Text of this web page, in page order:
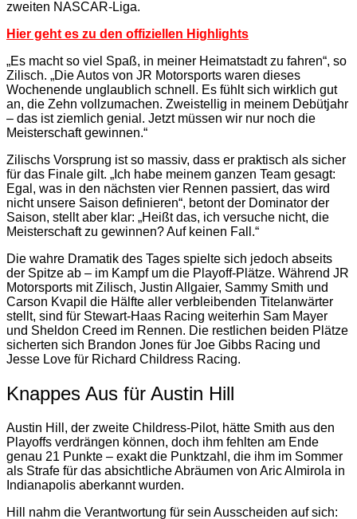
zweiten NASCAR-Liga.
Hier geht es zu den offiziellen Highlights
„Es macht so viel Spaß, in meiner Heimatstadt zu fahren“, so
Zilisch. „Die Autos von JR Motorsports waren dieses
Wochenende unglaublich schnell. Es fühlt sich wirklich gut
an, die Zehn vollzumachen. Zweistellig in meinem Debütjahr
– das ist ziemlich genial. Jetzt müssen wir nur noch die
Meisterschaft gewinnen.“
Zilischs Vorsprung ist so massiv, dass er praktisch als sicher
für das Finale gilt. „Ich habe meinem ganzen Team gesagt:
Egal, was in den nächsten vier Rennen passiert, das wird
nicht unsere Saison definieren“, betont der Dominator der
Saison, stellt aber klar: „Heißt das, ich versuche nicht, die
Meisterschaft zu gewinnen? Auf keinen Fall.“
Die wahre Dramatik des Tages spielte sich jedoch abseits
der Spitze ab – im Kampf um die Playoff-Plätze. Während JR
Motorsports mit Zilisch, Justin Allgaier, Sammy Smith und
Carson Kvapil die Hälfte aller verbleibenden Titelanwärter
stellt, sind für Stewart-Haas Racing weiterhin Sam Mayer
und Sheldon Creed im Rennen. Die restlichen beiden Plätze
sicherten sich Brandon Jones für Joe Gibbs Racing und
Jesse Love für Richard Childress Racing.
Knappes Aus für Austin Hill
Austin Hill, der zweite Childress-Pilot, hätte Smith aus den
Playoffs verdrängen können, doch ihm fehlten am Ende
genau 21 Punkte – exakt die Punktzahl, die ihm im Sommer
als Strafe für das absichtliche Abräumen von Aric Almirola in
Indianapolis aberkannt wurden.
Hill nahm die Verantwortung für sein Ausscheiden auf sich: